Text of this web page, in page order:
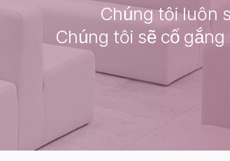
Chúng tôi luôn
Chúng tôi sẽ cố